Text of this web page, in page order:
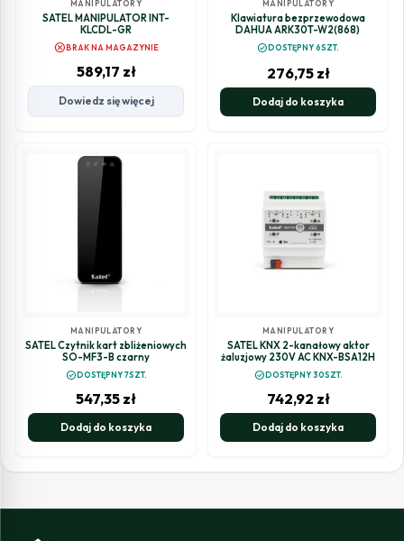
MANIPULATORY
SATEL MANIPULATOR INT-
KLCDL-GR
cancelBRAK NA MAGAZYNIE
589,17 zł
Dowiedz się więcej
MANIPULATORY
Klawiatura bezprzewodowa
DAHUA ARK30T-W2(868)
check_circleDOSTĘPNY 6SZT.
276,75 zł
Dodaj do koszyka
MANIPULATORY
SATEL Czytnik kart zbliżeniowych
SO-MF3-B czarny
check_circleDOSTĘPNY 7SZT.
547,35 zł
Dodaj do koszyka
MANIPULATORY
SATEL KNX 2-kanałowy aktor
żaluzjowy 230V AC KNX-BSA12H
check_circleDOSTĘPNY 30SZT.
742,92 zł
Dodaj do koszyka